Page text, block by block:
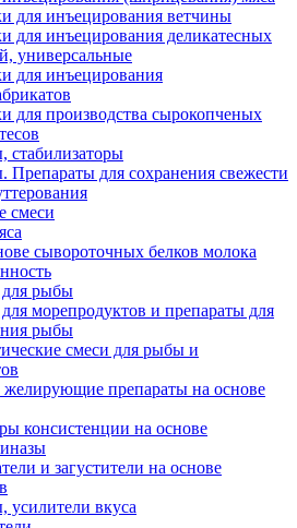
для инъецирования ветчины
для инъецирования деликатесных
универсальные
для инъецирования
для производства сырокопченых
стабилизаторы
Препараты для сохранения свежести
смеси
сывороточных белков молока
для рыбы
морепродуктов и препараты для
рыбы
смеси для рыбы и
желирующие препараты на основе
консистенции на основе
и загустители на основе
усилители вкуса